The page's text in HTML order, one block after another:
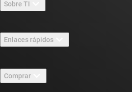
Sobre TI
Carreras laborales
Sala de redacción
Enlaces rápidos
Foros de soporte de diseño de TI E2E™
Comprar